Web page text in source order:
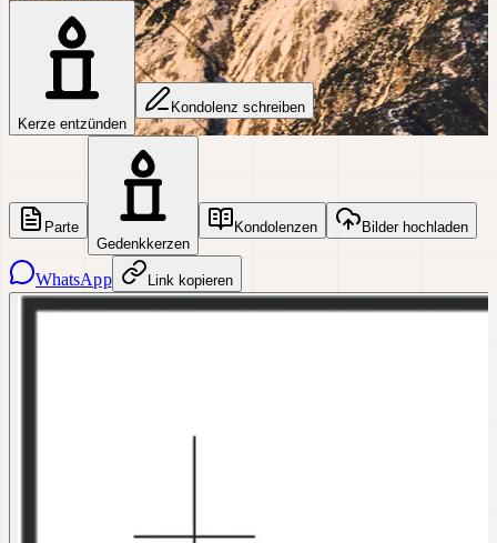
Kerze entzünden
Kondolenz schreiben
Parte
Gedenkkerzen
Kondolenzen Bilder hochladen
WhatsApp Link kopieren